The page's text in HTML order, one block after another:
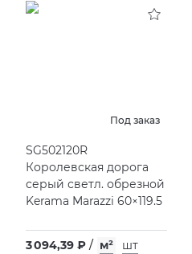
Под заказ
SG502120R
Королевская дорога
серый светл. обрезной
Kerama Marazzi 60×119.5
3 094,39 ₽ / м²
шт